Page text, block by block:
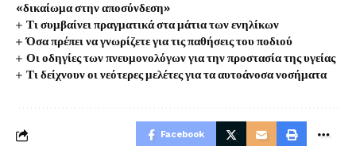
«δικαίωμα στην αποσύνδεση»
Τι συμβαίνει πραγματικά στα μάτια των ενηλίκων
Όσα πρέπει να γνωρίζετε για τις παθήσεις του ποδιού
Οι οδηγίες των πνευμονολόγων για την προστασία της υγείας
Τι δείχνουν οι νεότερες μελέτες για τα αυτοάνοσα νοσήματα
Facebook